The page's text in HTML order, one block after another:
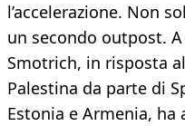
l’accelerazione. Non
un secondo outpost.
Smotrich, in risposta
Palestina da parte di
Estonia e Armenia, ha